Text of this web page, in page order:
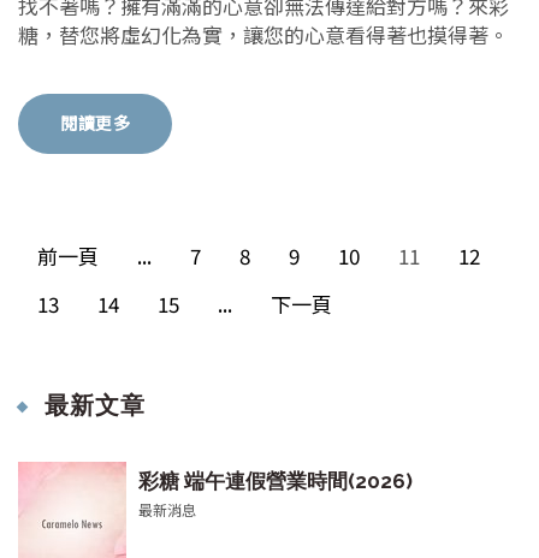
糖，替您將虛幻化為實，讓您的心意看得著也摸得著。
閱讀更多
前一頁 ... 7 8 9 10 11
12
13
14 15 ... 下一頁
最新文章
彩糖 端午連假營業時間(2026)
最新消息